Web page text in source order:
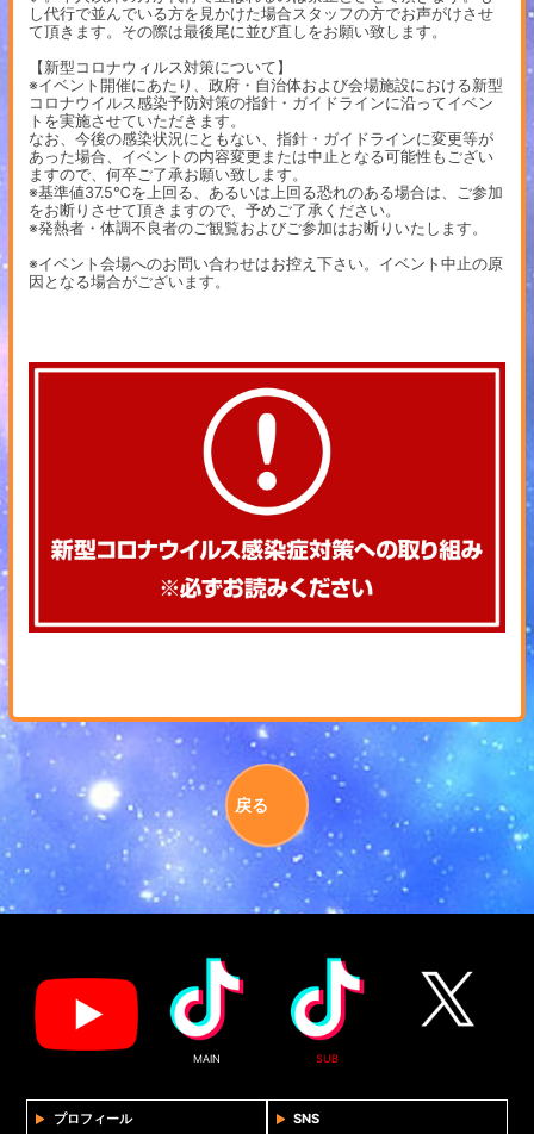
し代行で並んでいる方を見かけた場合スタッフの方でお声がけさせ
て頂きます。その際は最後尾に並び直しをお願い致します。
【新型コロナウィルス対策について】
※イベント開催にあたり、政府・自治体および会場施設における新型
コロナウイルス感染予防対策の指針・ガイドラインに沿ってイベン
トを実施させていただきます。
なお、今後の感染状況にともない、指針・ガイドラインに変更等が
あった場合、イベントの内容変更または中止となる可能性もござい
ますので、何卒ご了承お願い致します。
※基準値37.5℃を上回る、あるいは上回る恐れのある場合は、ご参加
をお断りさせて頂きますので、予めご了承ください。
※発熱者・体調不良者のご観覧およびご参加はお断りいたします。
※イベント会場へのお問い合わせはお控え下さい。イベント中止の原
因となる場合がございます。
戻る
MAIN SUB
プロフィール SNS